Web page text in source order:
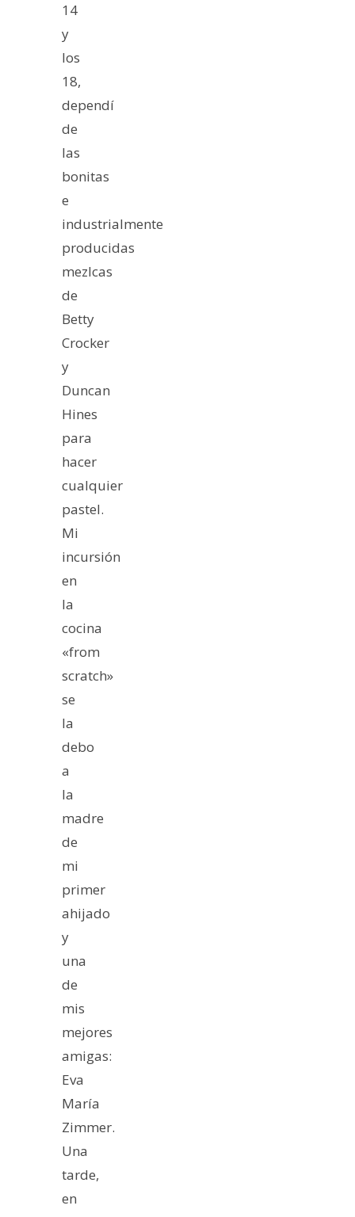
14
y
los
18,
dependí
de
las
bonitas
e
industrialmente
producidas
mezlcas
de
Betty
Crocker
y
Duncan
Hines
para
hacer
cualquier
pastel.
Mi
incursión
en
la
cocina
«from
scratch»
se
la
debo
a
la
madre
de
mi
primer
ahijado
y
una
de
mis
mejores
amigas:
Eva
María
Zimmer.
Una
tarde,
en